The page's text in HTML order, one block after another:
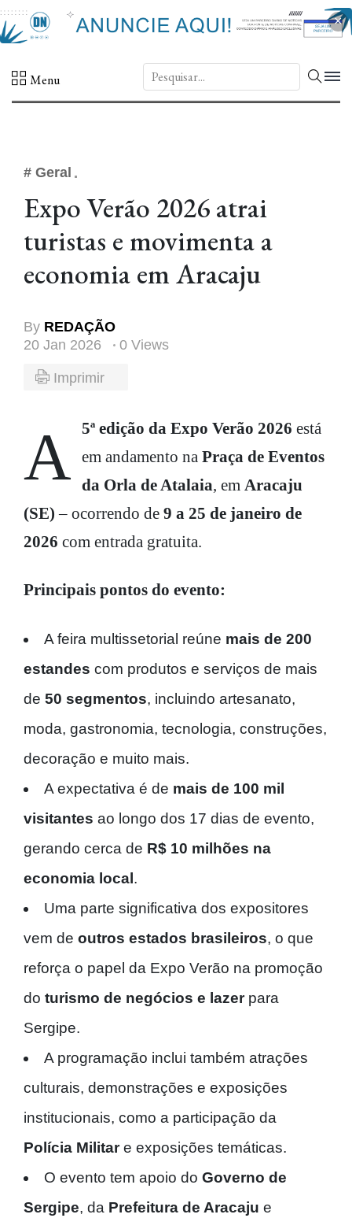
×
Menu DN.
# Geral
Expo Verão 2026 atrai
turistas e movimenta a
economia em Aracaju
By REDAÇÃO
20 Jan 2026
0 Views
Imprimir
A 5ª edição da Expo Verão 2026 está
em andamento na Praça de Eventos
da Orla de Atalaia, em Aracaju
(SE) – ocorrendo de 9 a 25 de janeiro de
2026 com entrada gratuita.
Principais pontos do evento:
A feira multissetorial reúne mais de 200
estandes com produtos e serviços de mais
de 50 segmentos, incluindo artesanato,
moda, gastronomia, tecnologia, construções,
decoração e muito mais.
A expectativa é de mais de 100 mil
visitantes ao longo dos 17 dias de evento,
gerando cerca de R$ 10 milhões na
economia local.
Uma parte significativa dos expositores
vem de outros estados brasileiros, o que
reforça o papel da Expo Verão na promoção
do turismo de negócios e lazerpara
Sergipe.
A programação inclui também atrações
culturais, demonstrações e exposições
institucionais, como a participação da
Polícia Militare exposições temáticas.
O evento tem apoio doGoverno de
Sergipe, da Prefeitura de Aracaju e